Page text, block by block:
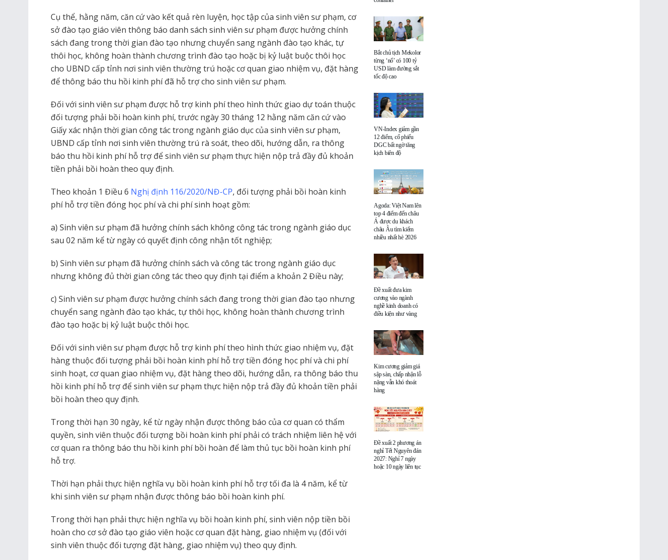
Cụ thể, hằng năm, căn cứ vào kết quả rèn luyện, học tập của sinh viên sư phạm, cơ
sở đào tạo giáo viên thông báo danh sách sinh viên sư phạm được hưởng chính
sách đang trong thời gian đào tạo nhưng chuyển sang ngành đào tạo khác, tự
thôi học, không hoàn thành chương trình đào tạo hoặc bị kỷ luật buộc thôi học
cho UBND cấp tỉnh nơi sinh viên thường trú hoặc cơ quan giao nhiệm vụ, đặt hàng
để thông báo thu hồi kinh phí đã hỗ trợ cho sinh viên sư phạm.
Đối với sinh viên sư phạm được hỗ trợ kinh phí theo hình thức giao dự toán thuộc
đối tượng phải bồi hoàn kinh phí, trước ngày 30 tháng 12 hằng năm căn cứ vào
Giấy xác nhận thời gian công tác trong ngành giáo dục của sinh viên sư phạm,
UBND cấp tỉnh nơi sinh viên thường trú rà soát, theo dõi, hướng dẫn, ra thông
báo thu hồi kinh phí hỗ trợ để sinh viên sư phạm thực hiện nộp trả đầy đủ khoản
tiền phải bồi hoàn theo quy định.
Theo khoản 1 Điều 6 Nghị định 116/2020/NĐ-CP, đối tượng phải bồi hoàn kinh
phí hỗ trợ tiền đóng học phí và chi phí sinh hoạt gồm:
a) Sinh viên sư phạm đã hưởng chính sách không công tác trong ngành giáo dục
sau 02 năm kể từ ngày có quyết định công nhận tốt nghiệp;
b) Sinh viên sư phạm đã hưởng chính sách và công tác trong ngành giáo dục
nhưng không đủ thời gian công tác theo quy định tại điểm a khoản 2 Điều này;
c) Sinh viên sư phạm được hưởng chính sách đang trong thời gian đào tạo nhưng
chuyển sang ngành đào tạo khác, tự thôi học, không hoàn thành chương trình
đào tạo hoặc bị kỷ luật buộc thôi học.
Đối với sinh viên sư phạm được hỗ trợ kinh phí theo hình thức giao nhiệm vụ, đặt
hàng thuộc đối tượng phải bồi hoàn kinh phí hỗ trợ tiền đóng học phí và chi phí
sinh hoạt, cơ quan giao nhiệm vụ, đặt hàng theo dõi, hướng dẫn, ra thông báo thu
hồi kinh phí hỗ trợ để sinh viên sư phạm thực hiện nộp trả đầy đủ khoản tiền phải
bồi hoàn theo quy định.
Trong thời hạn 30 ngày, kể từ ngày nhận được thông báo của cơ quan có thẩm
quyền, sinh viên thuộc đối tượng bồi hoàn kinh phí phải có trách nhiệm liên hệ với
cơ quan ra thông báo thu hồi kinh phí bồi hoàn để làm thủ tục bồi hoàn kinh phí
hỗ trợ.
Thời hạn phải thực hiện nghĩa vụ bồi hoàn kinh phí hỗ trợ tối đa là 4 năm, kể từ
khi sinh viên sư phạm nhận được thông báo bồi hoàn kinh phí.
Trong thời hạn phải thực hiện nghĩa vụ bồi hoàn kinh phí, sinh viên nộp tiền bồi
hoàn cho cơ sở đào tạo giáo viên hoặc cơ quan đặt hàng, giao nhiệm vụ (đối với
sinh viên thuộc đối tượng đặt hàng, giao nhiệm vụ) theo quy định.
Bắt chủ tịch Mekolor
từng ‘nổ’ có 100 tỷ
USD làm đường sắt
tốc độ cao
VN-Index giảm gần
12 điểm, cổ phiếu
DGC bất ngờ tăng
kịch biên độ
Agoda: Việt Nam lên
top 4 điểm đến châu
Á được du khách
châu Âu tìm kiếm
nhiều nhất hè 2026
Đề xuất đưa kim
cương vào ngành
nghề kinh doanh có
điều kiện như vàng
Kim cương giảm giá
sập sàn, chấp nhận lỗ
nặng vẫn khó thoát
hàng
Đề xuất 2 phương án
nghỉ Tết Nguyên đán
2027: Nghỉ 7 ngày
hoặc 10 ngày liên tục